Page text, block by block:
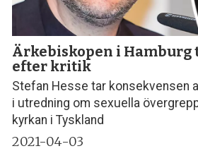
Ärkebiskopen i Hamburg
efter kritik
Stefan Hesse tar konsekvensen
i utredning om sexuella
kyrkan i Tyskland
2021-04-03